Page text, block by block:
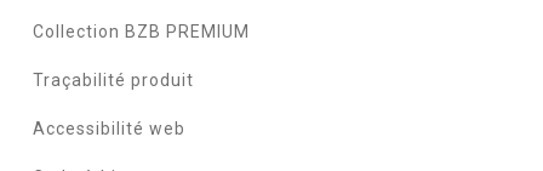
Collection BZB PREMIUM
Traçabilité produit
Accessibilité web